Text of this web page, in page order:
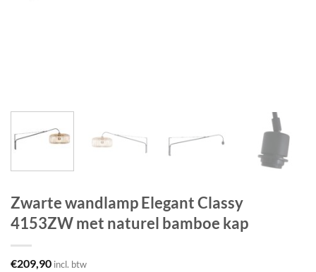
Zwarte wandlamp Elegant Classy
4153ZW met naturel bamboe kap
€209,90 incl. btw